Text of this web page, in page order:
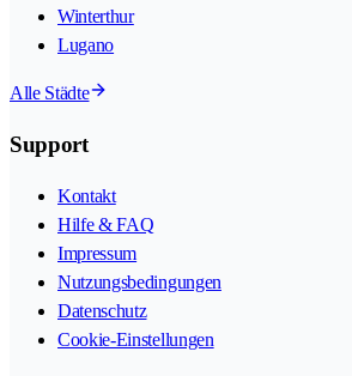
Winterthur
Lugano
Alle Städte
Support
Kontakt
Hilfe & FAQ
Impressum
Nutzungsbedingungen
Datenschutz
Cookie-Einstellungen